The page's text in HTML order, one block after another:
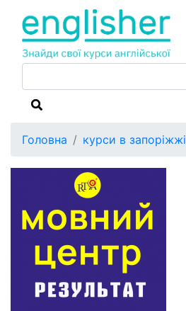
Головна курси в запоріжжі